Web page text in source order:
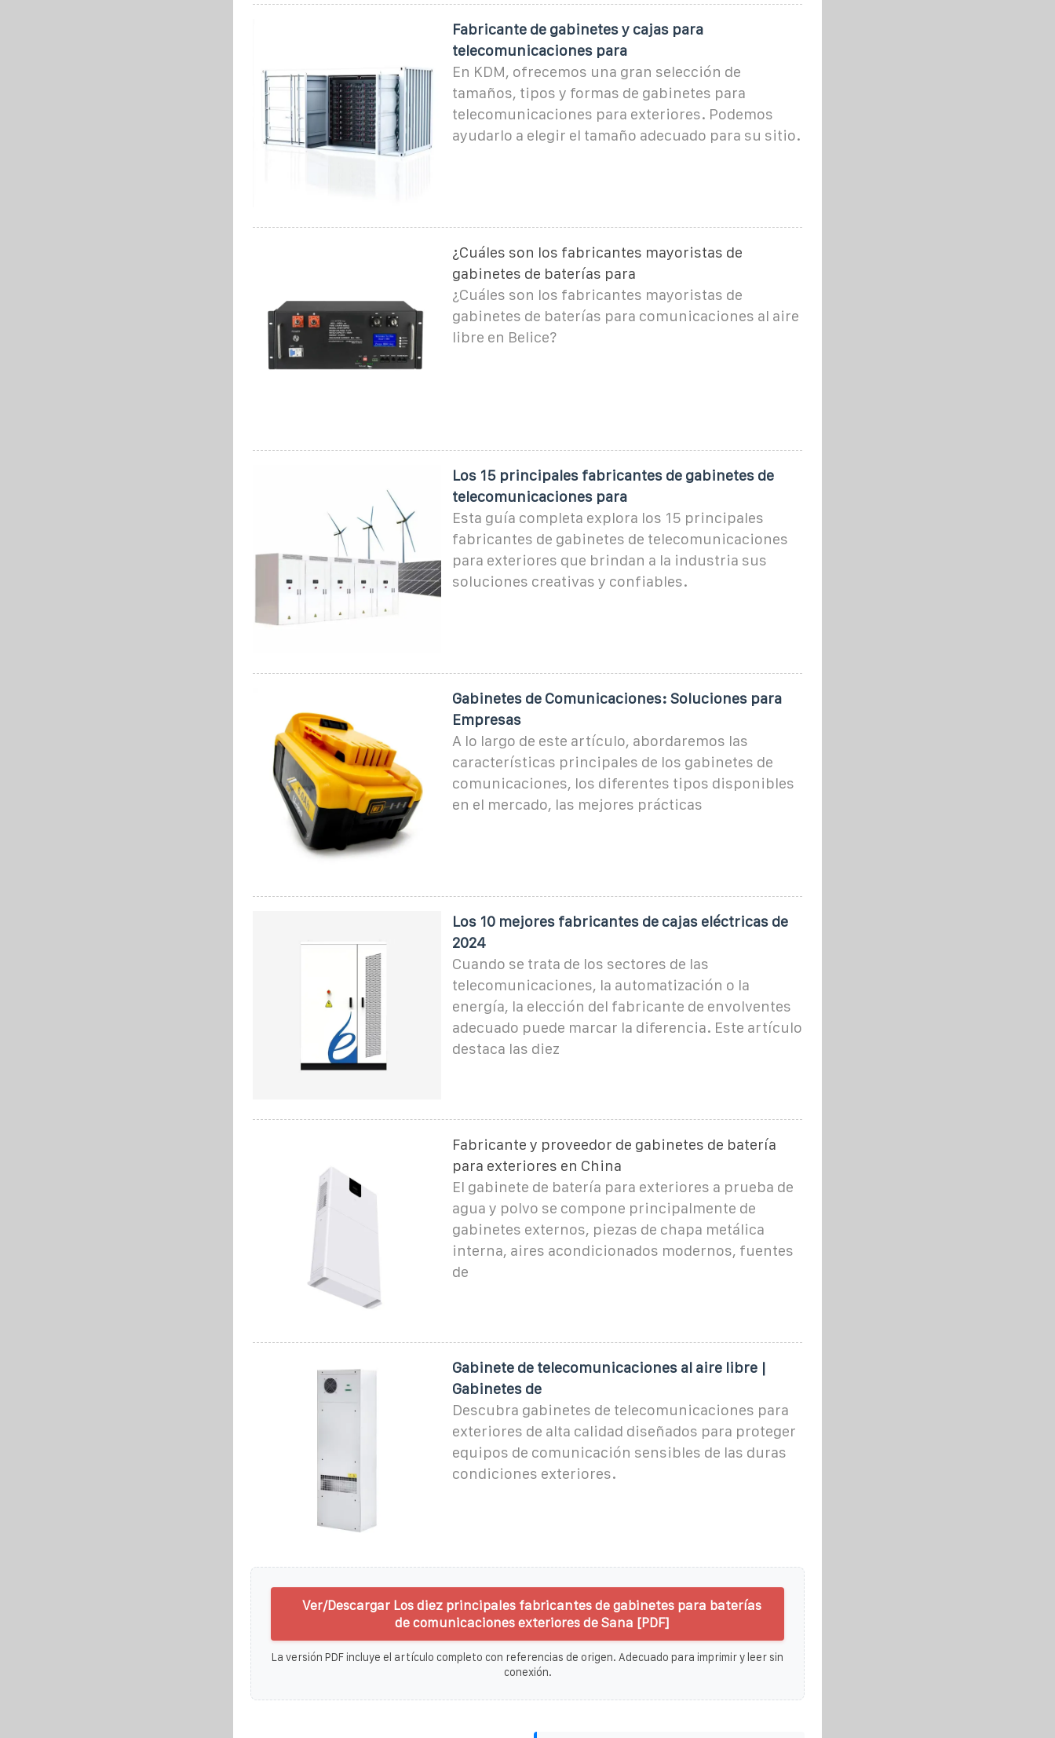
Fabricante de gabinetes y cajas para
telecomunicaciones para
En KDM, ofrecemos una gran selección de
tamaños, tipos y formas de gabinetes para
telecomunicaciones para exteriores. Podemos
ayudarlo a elegir el tamaño adecuado para su sitio.
¿Cuáles son los fabricantes mayoristas de
gabinetes de baterías para
¿Cuáles son los fabricantes mayoristas de
gabinetes de baterías para comunicaciones al aire
libre en Belice?
Los 15 principales fabricantes de gabinetes de
telecomunicaciones para
Esta guía completa explora los 15 principales
fabricantes de gabinetes de telecomunicaciones
para exteriores que brindan a la industria sus
soluciones creativas y confiables.
Gabinetes de Comunicaciones: Soluciones para
Empresas
A lo largo de este artículo, abordaremos las
características principales de los gabinetes de
comunicaciones, los diferentes tipos disponibles
en el mercado, las mejores prácticas
Los 10 mejores fabricantes de cajas eléctricas de
2024
Cuando se trata de los sectores de las
telecomunicaciones, la automatización o la
energía, la elección del fabricante de envolventes
adecuado puede marcar la diferencia. Este artículo
destaca las diez
Fabricante y proveedor de gabinetes de batería
para exteriores en China
El gabinete de batería para exteriores a prueba de
agua y polvo se compone principalmente de
gabinetes externos, piezas de chapa metálica
interna, aires acondicionados modernos, fuentes
de
Gabinete de telecomunicaciones al aire libre |
Gabinetes de
Descubra gabinetes de telecomunicaciones para
exteriores de alta calidad diseñados para proteger
equipos de comunicación sensibles de las duras
condiciones exteriores.
Ver/Descargar Los diez principales fabricantes de gabinetes para baterías
de comunicaciones exteriores de Sana [PDF]
La versión PDF incluye el artículo completo con referencias de origen. Adecuado para imprimir y leer sin
conexión.